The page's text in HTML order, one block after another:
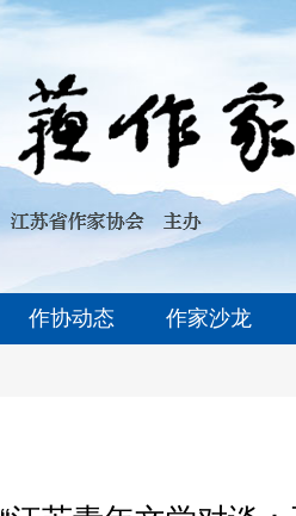
作协动态 作家沙龙